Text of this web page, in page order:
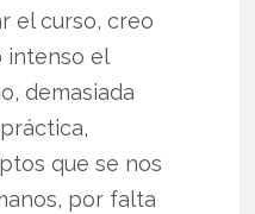
el curso, creo
intenso el
demasiada
que se nos
por falta